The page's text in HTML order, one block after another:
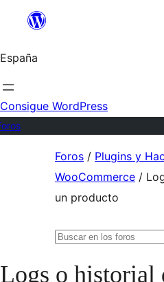
Saltar
contenido
España
Consigue WordPress
Foros / Plugins y
WooCommerce /
un producto
Buscar:
Logs o historial